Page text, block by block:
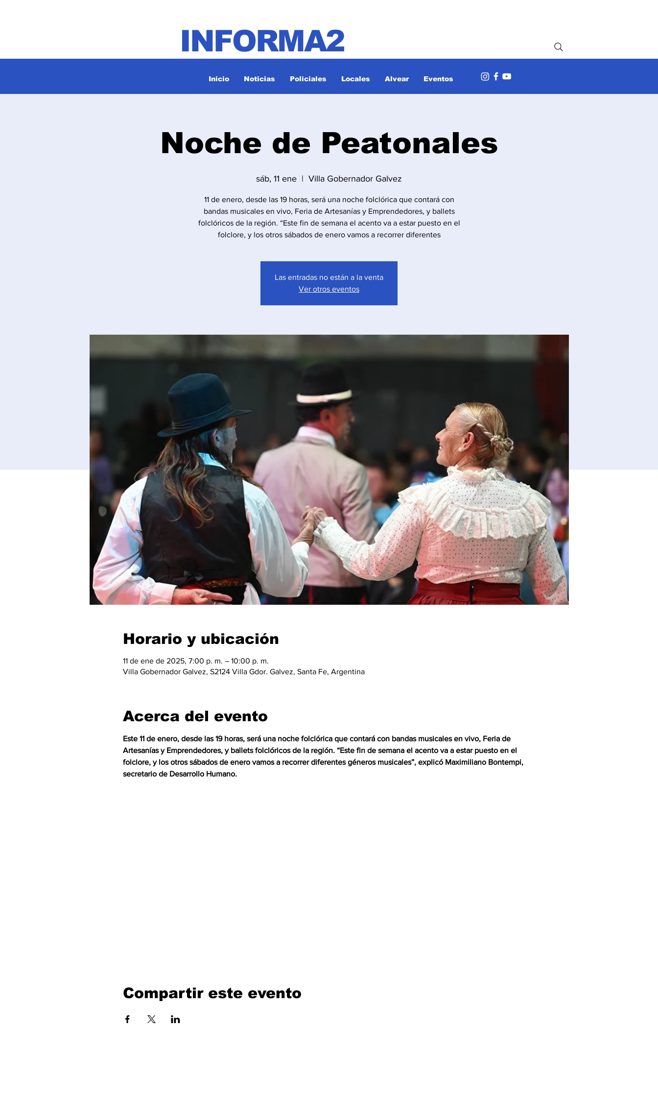
INFORMA2
Inicio Noticias Policiales Locales Alvear Eventos
Noche de Peatonales
sáb, 11 ene
  |
Villa Gobernador Galvez
11 de enero, desde las 19 horas, será una noche folclórica que contará con
bandas musicales en vivo, Feria de Artesanías y Emprendedores, y ballets
folclóricos de la región. “Este fin de semana el acento va a estar puesto en el
folclore, y los otros sábados de enero vamos a recorrer diferentes
Las entradas no están a la venta
Ver otros eventos
Horario y ubicación
11 de ene de 2025, 7:00 p. m. – 10:00 p. m.
Villa Gobernador Galvez, S2124 Villa Gdor. Galvez, Santa Fe, Argentina
Acerca del evento
Este 11 de enero, desde las 19 horas, será una noche folclórica que contará con bandas musicales en vivo, Feria de
Artesanías y Emprendedores, y ballets folclóricos de la región. “Este fin de semana el acento va a estar puesto en el
folclore, y los otros sábados de enero vamos a recorrer diferentes géneros musicales”, explicó Maximiliano Bontempi,
secretario de Desarrollo Humano.
Compartir este evento